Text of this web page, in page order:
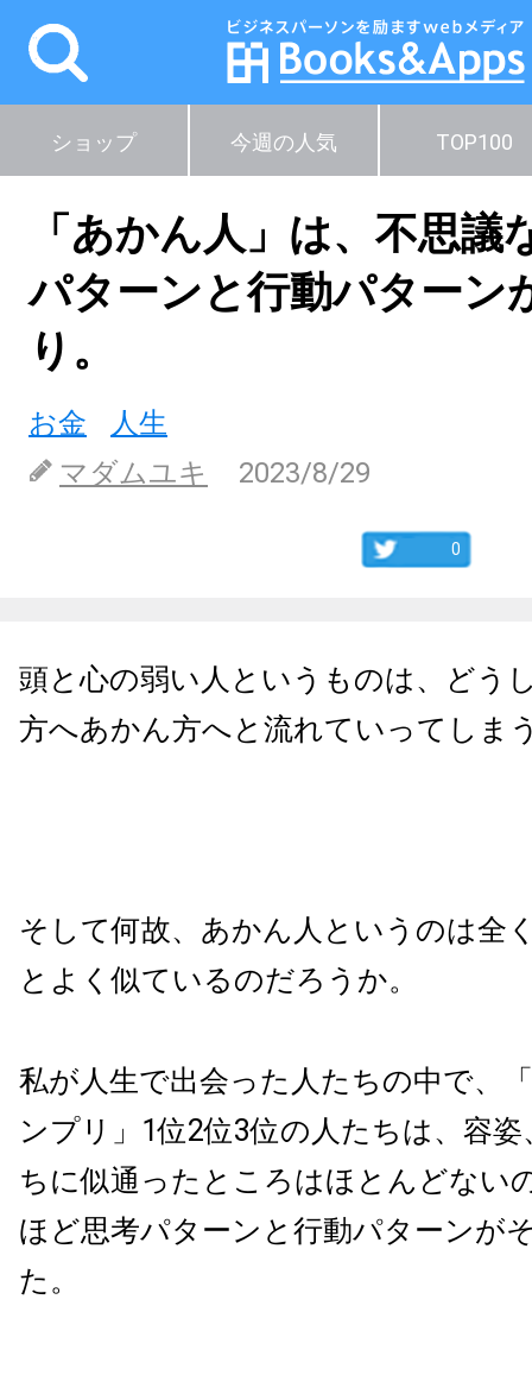
ショップ 今週の人気 TOP100
「あかん人」は、不思議
パターンと行動パターン
り。
お金
人生
マダムユキ
2023/8/29
0
頭と心の弱い人というものは、どう
方へあかん方へと流れていってしま
そして何故、あかん人というのは全
とよく似ているのだろうか。
私が人生で出会った人たちの中で、
ンプリ」1位2位3位の人たちは、容
ちに似通ったところはほとんどない
ほど思考パターンと行動パターンが
た。